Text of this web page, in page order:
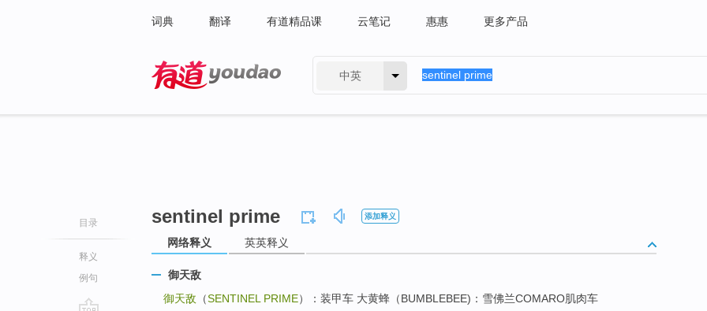
词典 翻译 有道精品课 云笔记 惠惠 更多产品
中英
目录
释义
例句
sentinel prime 添加释义
网络释义 英英释义
御天敌
御天敌 （SENTINEL PRIME）：装甲车 大黄蜂（BUMBLEBEE)：雪佛兰COMARO肌肉车